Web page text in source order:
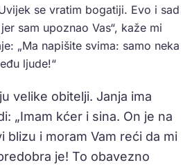
se vratim bogatiji. Evo i sad
sam upoznao Vas“, kaže mi
„Ma napišite svima: samo neka
ljude!“
velike obitelji. Janja ima
„Imam kćer i sina. On je na
blizu i moram Vam reći da mi
je! To obavezno